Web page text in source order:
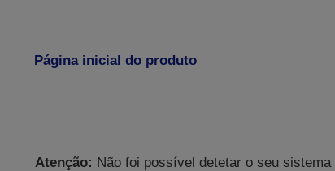
Página inicial do produto
Atenção: Não foi possível detetar o seu